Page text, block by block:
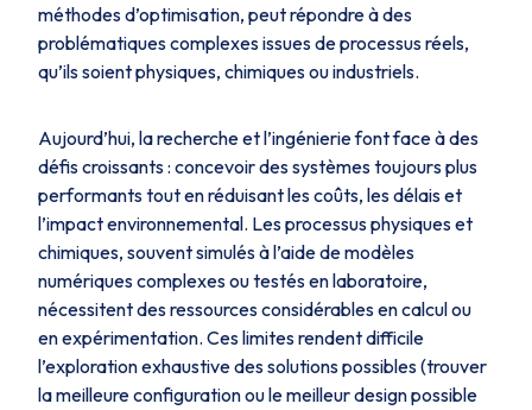
méthodes d’optimisation, peut répondre à des
problématiques complexes issues de processus réels,
qu’ils soient physiques, chimiques ou industriels.
Aujourd’hui, la recherche et l’ingénierie font face à des
défis croissants : concevoir des systèmes toujours plus
performants tout en réduisant les coûts, les délais et
l’impact environnemental. Les processus physiques et
chimiques, souvent simulés à l’aide de modèles
numériques complexes ou testés en laboratoire,
nécessitent des ressources considérables en calcul ou
en expérimentation. Ces limites rendent difficile
l’exploration exhaustive des solutions possibles (trouver
la meilleure configuration ou le meilleur design possible